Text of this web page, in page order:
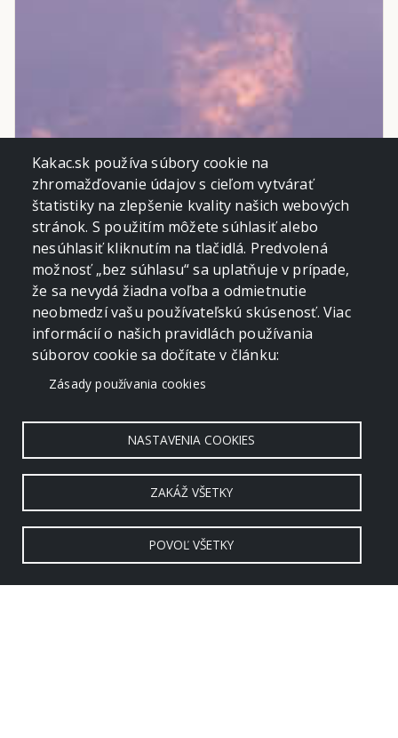
Kakac.sk používa súbory cookie na
zhromažďovanie údajov s cieľom vytvárať
štatistiky na zlepšenie kvality našich webových
stránok. S použitím môžete súhlasiť alebo
nesúhlasiť kliknutím na tlačidlá. Predvolená
možnosť „bez súhlasu“ sa uplatňuje v prípade,
že sa nevydá žiadna voľba a odmietnutie
neobmedzí vašu používateľskú skúsenosť. Viac
informácií o našich pravidlách používania
súborov cookie sa dočítate v článku:
Zásady používania cookies
NASTAVENIA COOKIES
ZAKÁŽ VŠETKY
POVOĽ VŠETKY